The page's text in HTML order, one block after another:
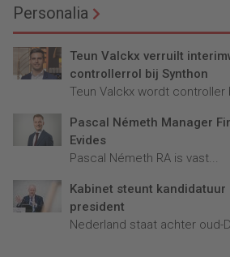
Personalia
Teun Valckx verruilt
controllerrol bij Synthon
Teun Valckx wordt controller
Pascal Németh Manager
Evides
Pascal Németh RA is vast...
Kabinet steunt kandidatuur
president
Nederland staat achter oud-